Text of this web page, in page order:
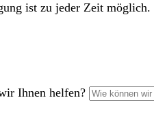
ist zu jeder Zeit
Ihnen helfen?